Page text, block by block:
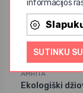
informacijos
SUTINKU
AMRITA
Ekologiški